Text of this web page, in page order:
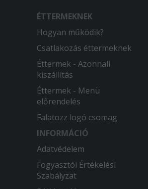
ÉTTERMEKNEK
Hogyan működik?
Csatlakozás éttermeknek
Éttermek - Azonnali
kiszállítás
Éttermek - Menü
előrendelés
Falatozz logó csomag
INFORMÁCIÓ
Adatvédelem
Fogyasztói Értékelési
Szabályzat